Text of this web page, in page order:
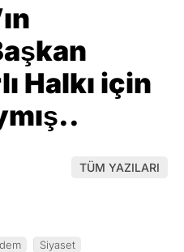
Halkı için
TÜM YAZILARI
Siyaset